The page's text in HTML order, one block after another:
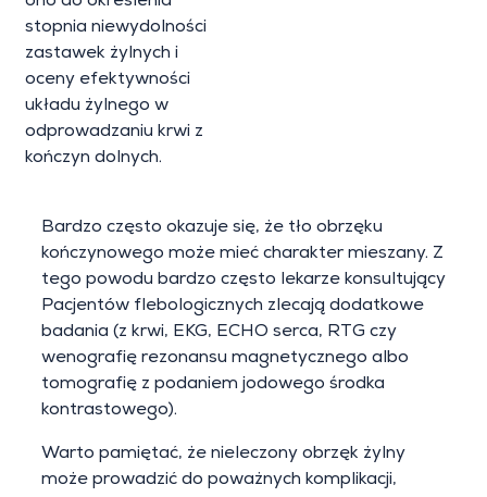
stopnia niewydolności
zastawek żylnych i
oceny efektywności
układu żylnego w
odprowadzaniu krwi z
kończyn dolnych.
Bardzo często okazuje się, że tło obrzęku
kończynowego może mieć charakter mieszany. Z
tego powodu bardzo często lekarze konsultujący
Pacjentów flebologicznych zlecają dodatkowe
badania (z krwi, EKG, ECHO serca, RTG czy
wenografię rezonansu magnetycznego albo
tomografię z podaniem jodowego środka
kontrastowego).
Warto pamiętać, że nieleczony obrzęk żylny
może prowadzić do poważnych komplikacji,